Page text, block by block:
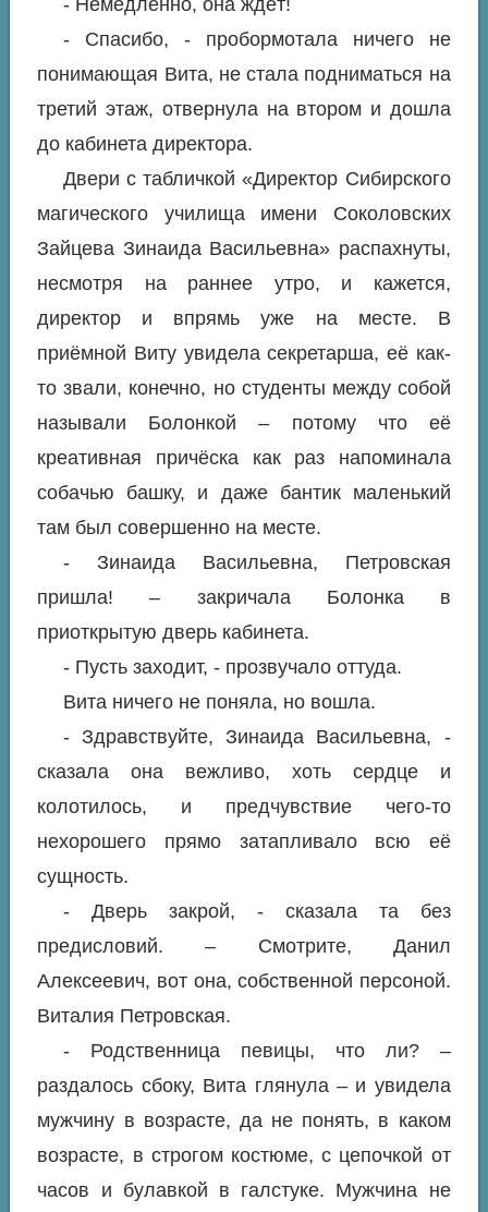
- Спасибо, - пробормотала ничего не
понимающая Вита, не стала подниматься на
третий этаж, отвернула на втором и дошла
до кабинета директора.
Двери с табличкой «Директор Сибирского
магического училища имени Соколовских
Зайцева Зинаида Васильевна» распахнуты,
несмотря на раннее утро, и кажется,
директор и впрямь уже на месте. В
приёмной Виту увидела секретарша, её как-
то звали, конечно, но студенты между собой
называли Болонкой – потому что её
креативная причёска как раз напоминала
собачью башку, и даже бантик маленький
там был совершенно на месте.
- Зинаида Васильевна, Петровская
пришла! – закричала Болонка в
приоткрытую дверь кабинета.
- Пусть заходит, - прозвучало оттуда.
Вита ничего не поняла, но вошла.
- Здравствуйте, Зинаида Васильевна, -
сказала она вежливо, хоть сердце и
колотилось, и предчувствие чего-то
нехорошего прямо затапливало всю её
сущность.
- Дверь закрой, - сказала та без
предисловий. – Смотрите, Данил
Алексеевич, вот она, собственной персоной.
Виталия Петровская.
- Родственница певицы, что ли? –
раздалось сбоку, Вита глянула – и увидела
мужчину в возрасте, да не понять, в каком
возрасте, в строгом костюме, с цепочкой от
часов и булавкой в галстуке. Мужчина не